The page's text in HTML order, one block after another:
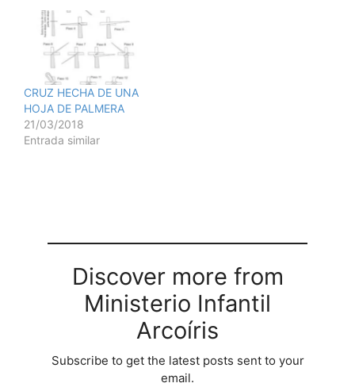
CRUZ HECHA DE UNA
HOJA DE PALMERA
21/03/2018
Entrada similar
Discover more from
Ministerio Infantil
Arcoíris
Subscribe to get the latest posts sent to your
email.